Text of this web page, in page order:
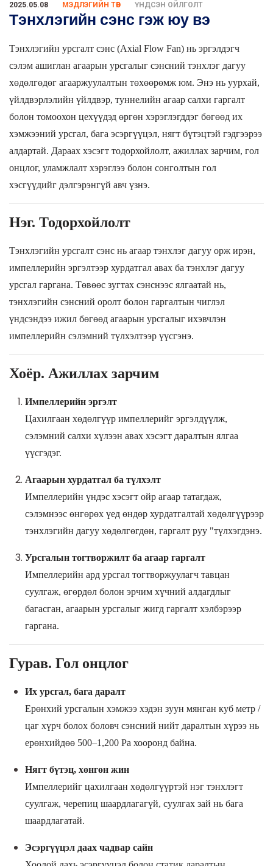
2025.05.08 МЭДЛЭГИЙН ТӨВ ҮНДСЭН ОЙЛГОЛТ
Тэнхлэгийн сэнс гэж юу вэ
Тэнхлэгийн урсгалт сэнс (Axial Flow Fan) нь эргэлдэгч
сэлэм ашиглан агаарын урсгалыг сэнсний тэнхлэг дагуу
хөдөлгөдөг агааржуулалтын төхөөрөмж юм. Энэ нь уурхай,
үйлдвэрлэлийн үйлдвэр, туннелийн агаар салхи гаргалт
болон томоохон цехүүдэд өргөн хэрэглэгддэг бөгөөд их
хэмжээний урсгал, бага эсэргүүцэл, нягт бүтэцтэй гэдгээрээ
алдартай. Дараах хэсэгт тодорхойлолт, ажиллах зарчим, гол
онцлог, уламжлалт хэрэглээ болон сонголтын гол
хэсгүүдийг дэлгэрэнгүй авч үзнэ.
Нэг. Тодорхойлолт
Тэнхлэгийн урсгалт сэнс нь агаар тэнхлэг дагуу орж ирэн,
импеллерийн эргэлтээр хурдатгал авах ба тэнхлэг дагуу
урсгал гаргана. Төвөөс зугтах сэнснээс ялгаатай нь,
тэнхлэгийн сэнсний оролт болон гаргалтын чиглэл
үндсэндээ ижил бөгөөд агаарын урсгалыг ихэвчлэн
импеллерийн сэлэмний түлхэлтээр үүсгэнэ.
Хоёр. Ажиллах зарчим
Импеллерийн эргэлт
Цахилгаан хөдөлгүүр импеллерийг эргэлдүүлж,
сэлэмний салхи хүлээн авах хэсэгт даралтын ялгаа
үүсгэдэг.
Агаарын хурдатгал ба түлхэлт
Импеллерийн үндэс хэсэгт ойр агаар татагдаж,
сэлэмнээс өнгөрөх үед өндөр хурдатгалтай хөдөлгүүрээр
тэнхлэгийн дагуу хөдөлгөгдөн, гаргалт руу "түлхэгдэнэ.
Урсгалын тогтворжилт ба агаар гаргалт
Импеллерийн ард урсгал тогтворжуулагч тавцан
суулгаж, өгөрдөл болон эрчим хүчний алдагдлыг
багасган, агаарын урсгалыг жигд гаргалт хэлбэрээр
гаргана.
Гурав. Гол онцлог
Их урсгал, бага даралт
Ерөнхий урсгалын хэмжээ хэдэн зуун мянган куб метр /
цаг хүрч болох боловч сэнсний нийт даралтын хүрээ нь
ерөнхийдөө 500–1,200 Pa хооронд байна.
Нягт бүтэц, хөнгөн жин
Импеллерийг цахилгаан хөдөлгүүртэй нэг тэнхлэгт
суулгаж, черепиц шаардлагагүй, суулгах зай нь бага
шаардлагатай.
Эсэргүүцэл даах чадвар сайн